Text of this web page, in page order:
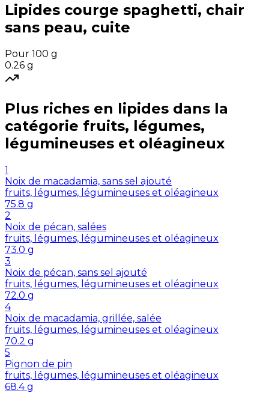
Lipides courge spaghetti, chair
sans peau, cuite
Pour 100 g
0.26 g
Plus riches en lipides dans la
catégorie fruits, légumes,
légumineuses et oléagineux
1
Noix de macadamia, sans sel ajouté
fruits, légumes, légumineuses et oléagineux
75.8 g
2
Noix de pécan, salées
fruits, légumes, légumineuses et oléagineux
73.0 g
3
Noix de pécan, sans sel ajouté
fruits, légumes, légumineuses et oléagineux
72.0 g
4
Noix de macadamia, grillée, salée
fruits, légumes, légumineuses et oléagineux
70.2 g
5
Pignon de pin
fruits, légumes, légumineuses et oléagineux
68.4 g